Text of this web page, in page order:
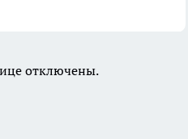
отключены.